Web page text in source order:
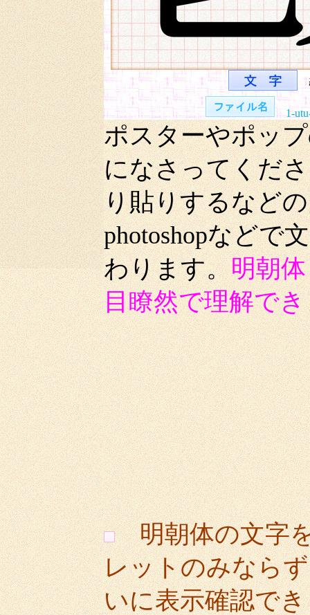
1-
ポスターやポッ
になさってくだ
り貼りするなど
photoshopなどで
わります。明朝
目瞭然で理解で
明朝体の文字
レットのみなら
いに表示確認で